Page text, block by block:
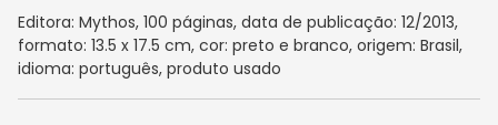
Editora: Mythos, 100 páginas, data de publicação: 12/2013,
formato: 13.5 x 17.5 cm, cor: preto e branco, origem: Brasil,
idioma: português, produto usado